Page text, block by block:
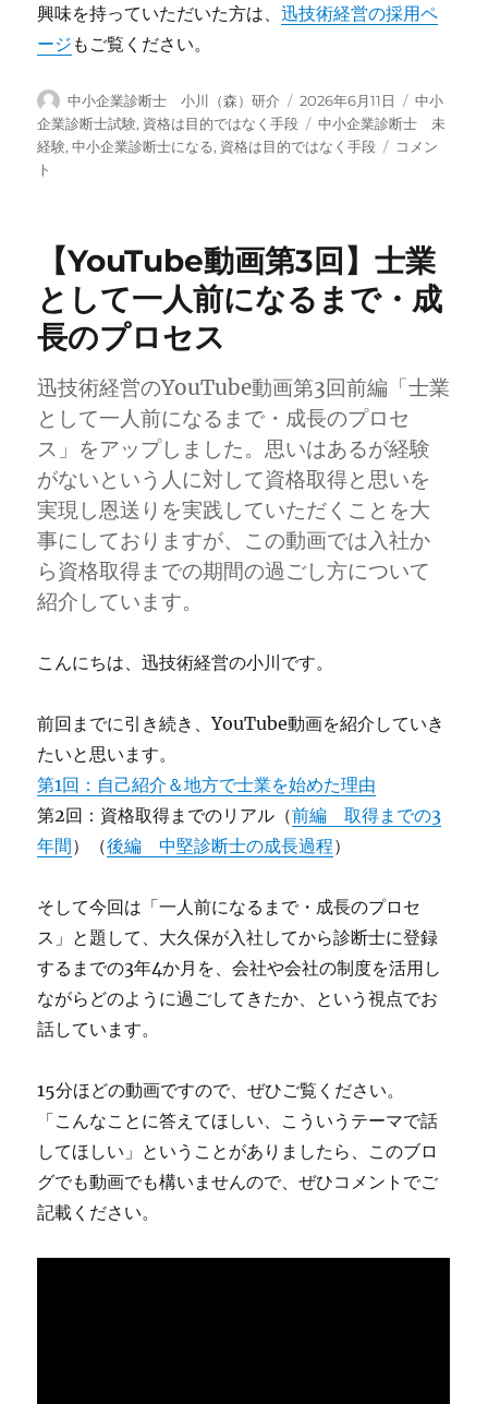
興味を持っていただいた方は、迅技術経営の採用ペ
ージ もご覧ください。
投
稿
者
中小企業診断士 小川（森）研介
投
稿
日:
2026年6月11日
カ
テ
ゴ
中小
企業診断士試験, 資格は目的ではなく手段
タ
グ
中小企業診断士 未
経験,中小企業診断士になる, 資格は目的ではなく手段
「資
で
な
段」
は？
に
コメン
ト
【YouTube動画第3回】士業
として一人前になるまで・成
長のプロセス
迅技術経営のYouTube動画第3回前編「士業
として一人前になるまで・成長のプロセ
ス」をアップしました。思いはあるが経験
がないという人に対して資格取得と思いを
実現し恩送りを実践していただくことを大
事にしておりますが、この動画では入社か
ら資格取得までの期間の過ごし方について
紹介しています。
こんにちは、迅技術経営の小川です。
前回までに引き続き、YouTube動画を紹介していき
たいと思います。
第1回：自己紹介＆地方で士業を始めた理由
第2回：資格取得までのリアル（前編 取得までの3
年間）（後編 中堅診断士の成長過程）
そして今回は「一人前になるまで・成長のプロセ
ス」と題して、大久保が入社してから診断士に登録
するまでの3年4か月を、会社や会社の制度を活用し
ながらどのように過ごしてきたか、という視点でお
話しています。
15分ほどの動画ですので、ぜひご覧ください。
「こんなことに答えてほしい、こういうテーマで話
してほしい」ということがありましたら、このブロ
グでも動画でも構いませんので、ぜひコメントでご
記載ください。